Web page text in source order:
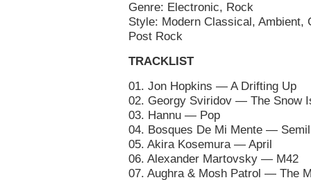
Genre: Electronic, Rock
Style: Modern Classical, Ambient,
Post Rock
TRACKLIST
01. Jon Hopkins — A Drifting Up
02. Georgy Sviridov — The Snow
03. Hannu — Pop
04. Bosques De Mi Mente —
05. Akira Kosemura — April
06. Alexander Martovsky — M42
07. Aughra & Mosh Patrol — The